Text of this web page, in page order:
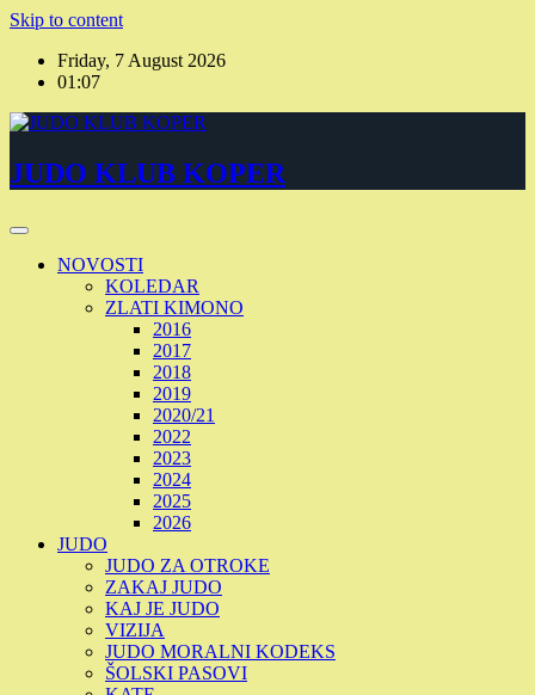
Skip to content
Friday, 7 August 2026
01:07
JUDO KLUB KOPER
NOVOSTI
KOLEDAR
ZLATI KIMONO
2016
2017
2018
2019
2020/21
2022
2023
2024
2025
2026
JUDO
JUDO ZA OTROKE
ZAKAJ JUDO
KAJ JE JUDO
VIZIJA
JUDO MORALNI KODEKS
ŠOLSKI PASOVI